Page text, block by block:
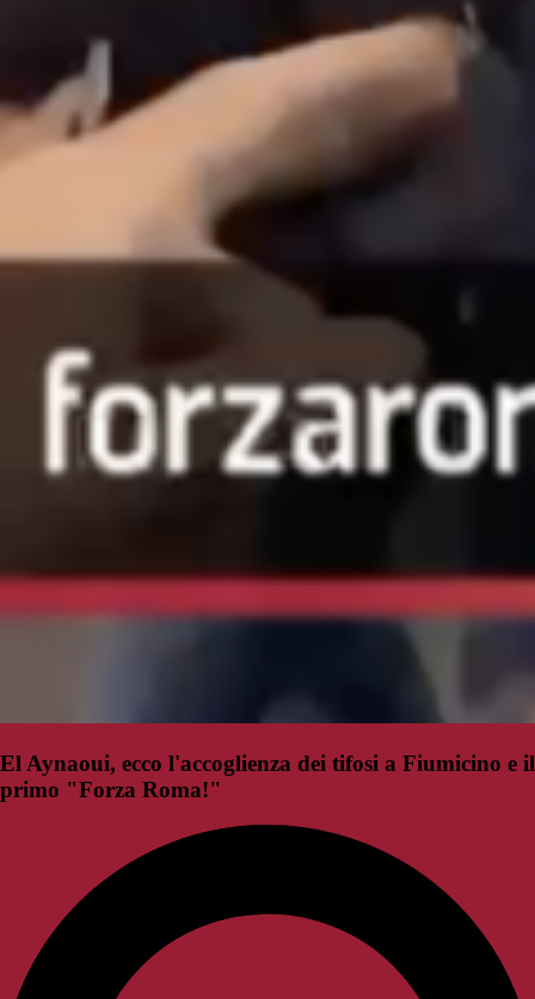
El Aynaoui, ecco l'accoglienza dei tifosi a Fiumicino e il
primo "Forza Roma!"